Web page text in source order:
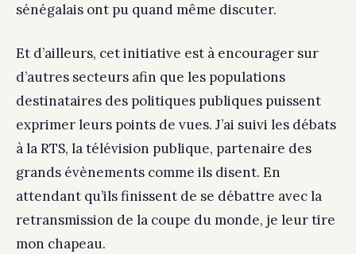
sénégalais ont pu quand même discuter.
Et d’ailleurs, cet initiative est à encourager sur
d’autres secteurs afin que les populations
destinataires des politiques publiques puissent
exprimer leurs points de vues. J’ai suivi les débats
à la RTS, la télévision publique, partenaire des
grands évènements comme ils disent. En
attendant qu’ils finissent de se débattre avec la
retransmission de la coupe du monde, je leur tire
mon chapeau.